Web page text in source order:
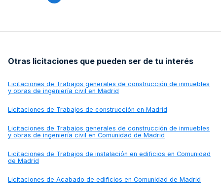
Otras licitaciones que pueden ser de tu interés
Licitaciones de Trabajos generales de construcción de inmuebles
y obras de ingeniería civil en Madrid
Licitaciones de Trabajos de construcción en Madrid
Licitaciones de Trabajos generales de construcción de inmuebles
y obras de ingeniería civil en Comunidad de Madrid
Licitaciones de Trabajos de instalación en edificios en Comunidad
de Madrid
Licitaciones de Acabado de edificios en Comunidad de Madrid